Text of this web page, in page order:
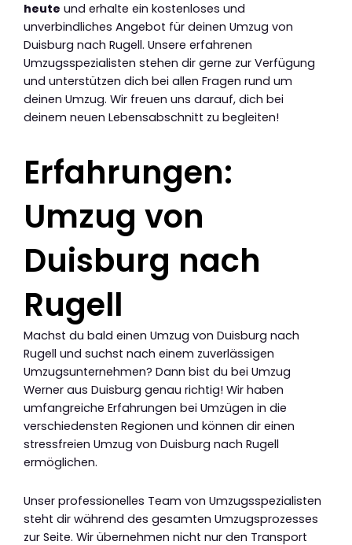
heute und erhalte ein kostenloses und
unverbindliches Angebot für deinen Umzug von
Duisburg nach Rugell. Unsere erfahrenen
Umzugsspezialisten stehen dir gerne zur Verfügung
und unterstützen dich bei allen Fragen rund um
deinen Umzug. Wir freuen uns darauf, dich bei
deinem neuen Lebensabschnitt zu begleiten!
Erfahrungen:
Umzug von
Duisburg nach
Rugell
Machst du bald einen Umzug von Duisburg nach
Rugell und suchst nach einem zuverlässigen
Umzugsunternehmen? Dann bist du bei Umzug
Werner aus Duisburg genau richtig! Wir haben
umfangreiche Erfahrungen bei Umzügen in die
verschiedensten Regionen und können dir einen
stressfreien Umzug von Duisburg nach Rugell
ermöglichen.
Unser professionelles Team von Umzugsspezialisten
steht dir während des gesamten Umzugsprozesses
zur Seite. Wir übernehmen nicht nur den Transport